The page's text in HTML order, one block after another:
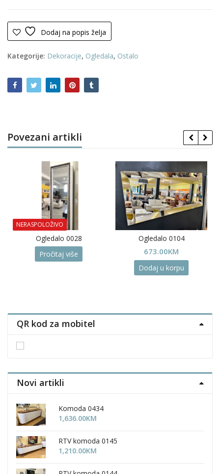
0031
količina
Dodaj na popis želja
Kategorije: Dekoracije, Ogledala, Ostalo
Povezani artikli
NERASPOLOŽIVO
Ogledalo 0028
Pročitaj više
Ogledalo 0104
673.00KM
Dodaj u korpu
QR kod za mobitel
Novi artikli
Komoda 0434
1,636.00KM
RTV komoda 0145
1,210.00KM